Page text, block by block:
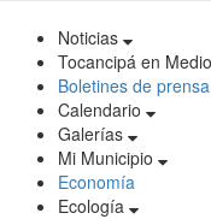
Noticias
Tocancipá en
Boletines de prensa
Calendario
Galerías
Mi Municipio
Economía
Ecología